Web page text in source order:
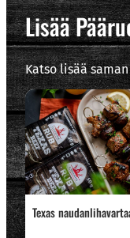
Lisää
Katso lisää
Texas